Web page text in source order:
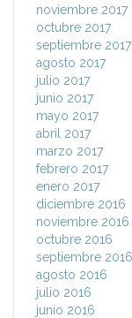
noviembre 2017
octubre 2017
septiembre 2017
agosto 2017
julio 2017
junio 2017
mayo 2017
abril 2017
marzo 2017
febrero 2017
enero 2017
diciembre 2016
noviembre 2016
octubre 2016
septiembre 2016
agosto 2016
julio 2016
junio 2016